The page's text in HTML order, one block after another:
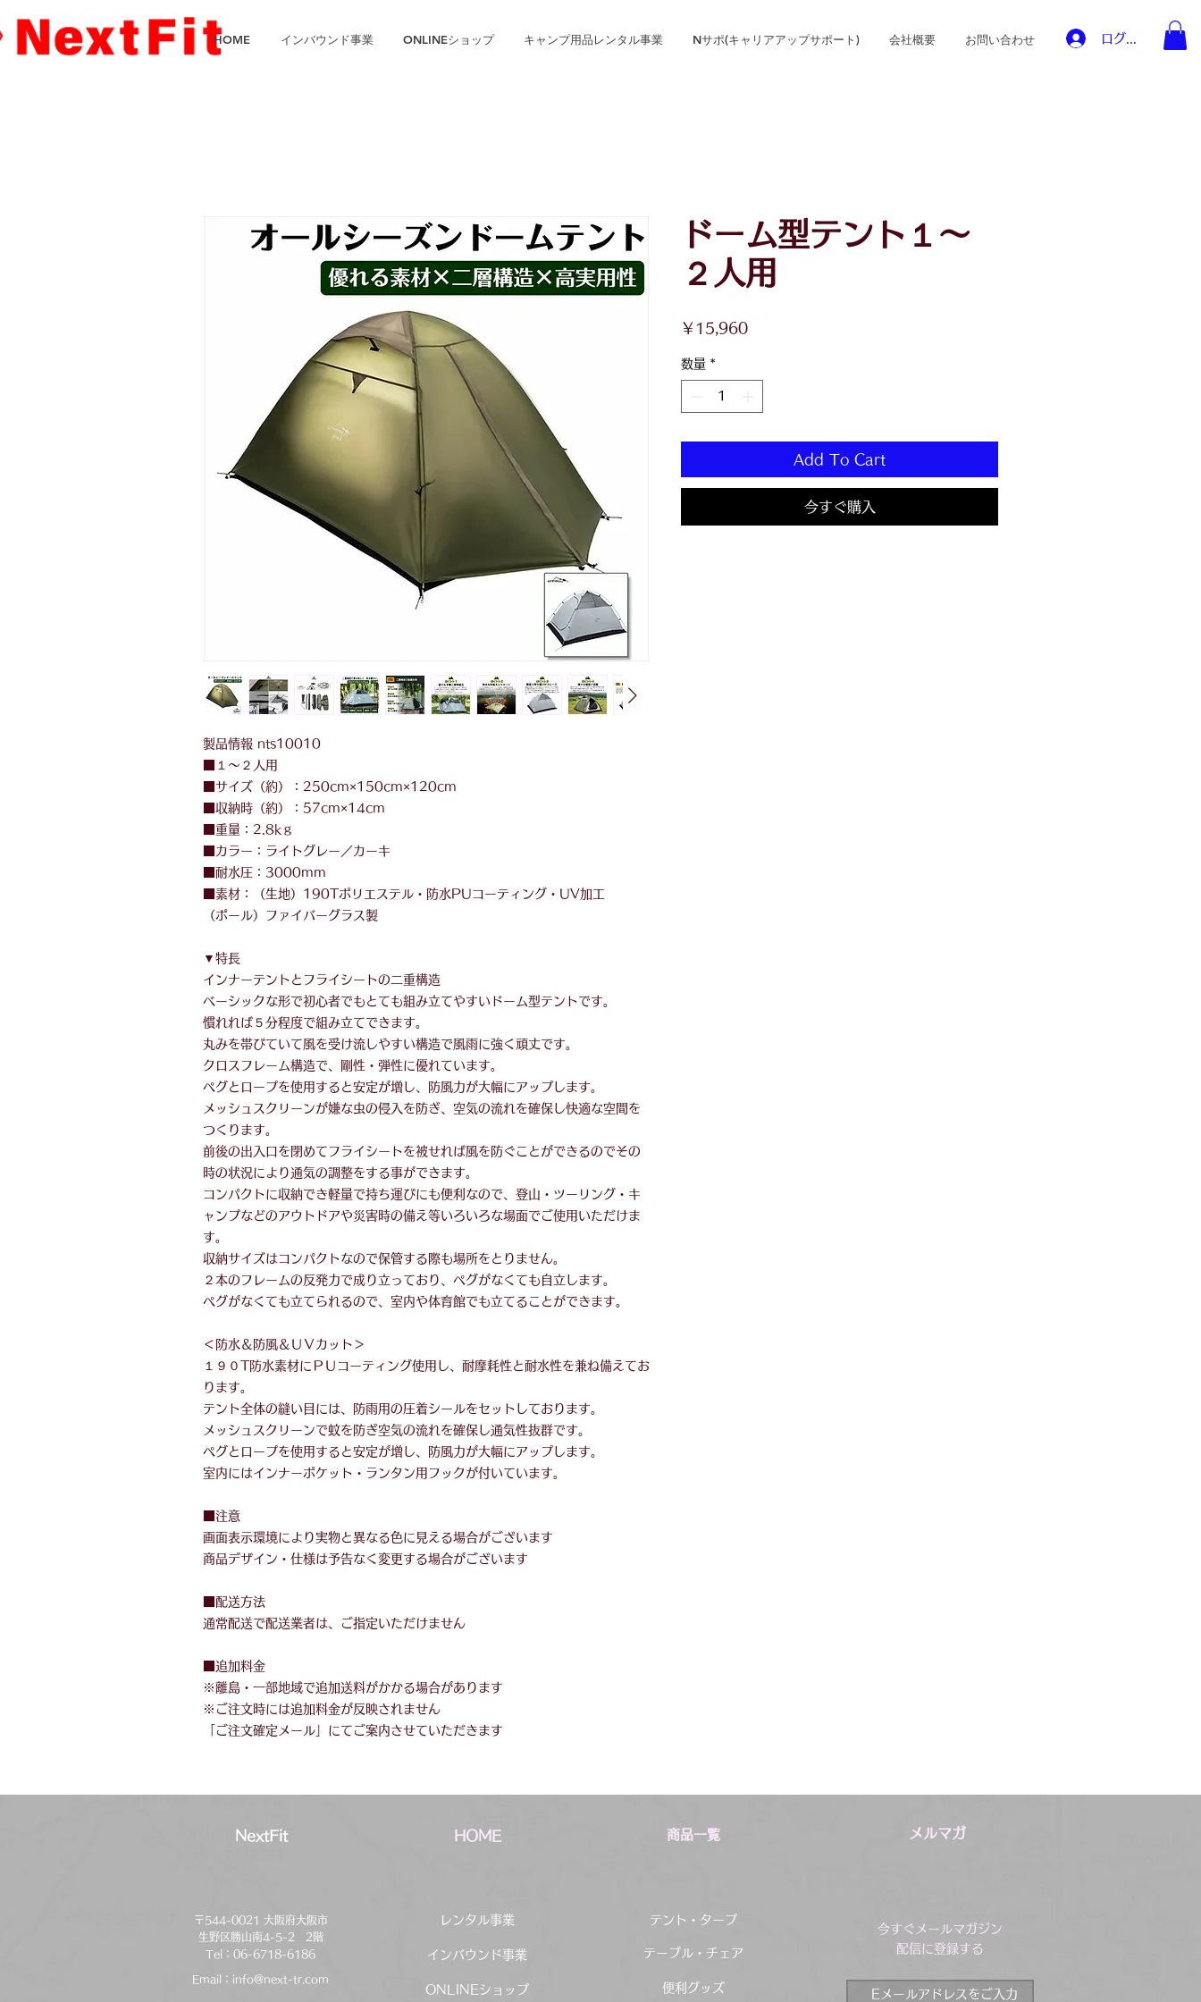
HOME インバウンド事業 ONLINEショップ キャンプ用品レンタル事業 Nサポ(キャリアアップサポート) 会社概要 お問い合わせ ログイン
製品情報 nts10010
■１～２人用
■サイズ（約）：250cm×150cm×120cm
■収納時（約）：57cm×14cm
■重量：2.8kｇ
■カラー：ライトグレー／カーキ
■耐水圧：3000mm
■素材：（生地）190Tポリエステル・防水PUコーティング・UV加工
（ポール）ファイバーグラス製
▼特長
インナーテントとフライシートの二重構造
ベーシックな形で初心者でもとても組み立てやすいドーム型テントです。
慣れれば５分程度で組み立てできます。
丸みを帯びていて風を受け流しやすい構造で風雨に強く頑丈です。
クロスフレーム構造で、剛性・弾性に優れています。
ペグとロープを使用すると安定が増し、防風力が大幅にアップします。
メッシュスクリーンが嫌な虫の侵入を防ぎ、空気の流れを確保し快適な空間を
つくります。
前後の出入口を閉めてフライシートを被せれば風を防ぐことができるのでその
時の状況により通気の調整をする事ができます。
コンパクトに収納でき軽量で持ち運びにも便利なので、登山・ツーリング・キ
ャンプなどのアウトドアや災害時の備え等いろいろな場面でご使用いただけま
す。
収納サイズはコンパクトなので保管する際も場所をとりません。
２本のフレームの反発力で成り立っており、ペグがなくても自立します。
ペグがなくても立てられるので、室内や体育館でも立てることができます。
＜防水＆防風＆ＵＶカット＞
１９０T防水素材にＰＵコーティング使用し、耐摩耗性と耐水性を兼ね備えてお
ります。
テント全体の縫い目には、防雨用の圧着シールをセットしております。
メッシュスクリーンで蚊を防ぎ空気の流れを確保し通気性抜群です。
ペグとロープを使用すると安定が増し、防風力が大幅にアップします。
室内にはインナーポケット・ランタン用フックが付いています。
■注意
画面表示環境により実物と異なる色に見える場合がございます
商品デザイン・仕様は予告なく変更する場合がございます
■配送方法
通常配送で配送業者は、ご指定いただけません
■追加料金
※離島・一部地域で追加送料がかかる場合があります
※ご注文時には追加料金が反映されません
「ご注文確定メール」にてご案内させていただきます
ドーム型テント１～
２人用
￥15,960価
数量 *
Add To Cart
今すぐ購入
NextFit HOME 商品一覧 メルマガ
〒544-0021 大阪府大阪市
生野区勝山南4-5-2 2階
Tel：06-6718-6186
Email： info@next-tr.com
レンタル事業
インバウンド事業
ONLINEショップ
テント・タープ
テーブル・チェア
便利グッズ
今すぐメールマガジン
配信に登録する